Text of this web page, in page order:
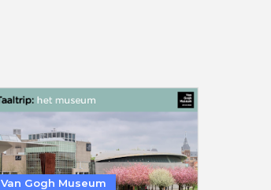
Van Gogh Museum